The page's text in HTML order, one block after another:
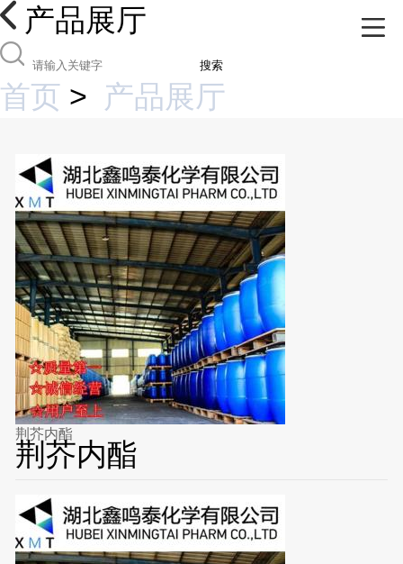
产品展厅
搜索
首页 > 产品展厅
荆芥内酯
荆芥内酯